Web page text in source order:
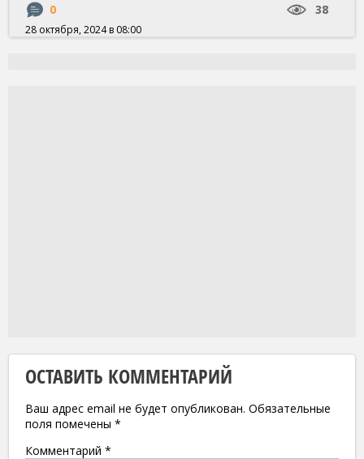
0 38
28 октября, 2024 в 08:00
ОСТАВИТЬ КОММЕНТАРИЙ
Ваш адрес email не будет опубликован. Обязательные
поля помечены *
Комментарий *